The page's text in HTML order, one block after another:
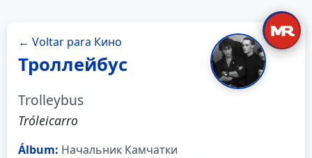
← Voltar para Кино
Троллейбус
Trolleybus
Tróleicarro
Álbum: Начальник Камчатки